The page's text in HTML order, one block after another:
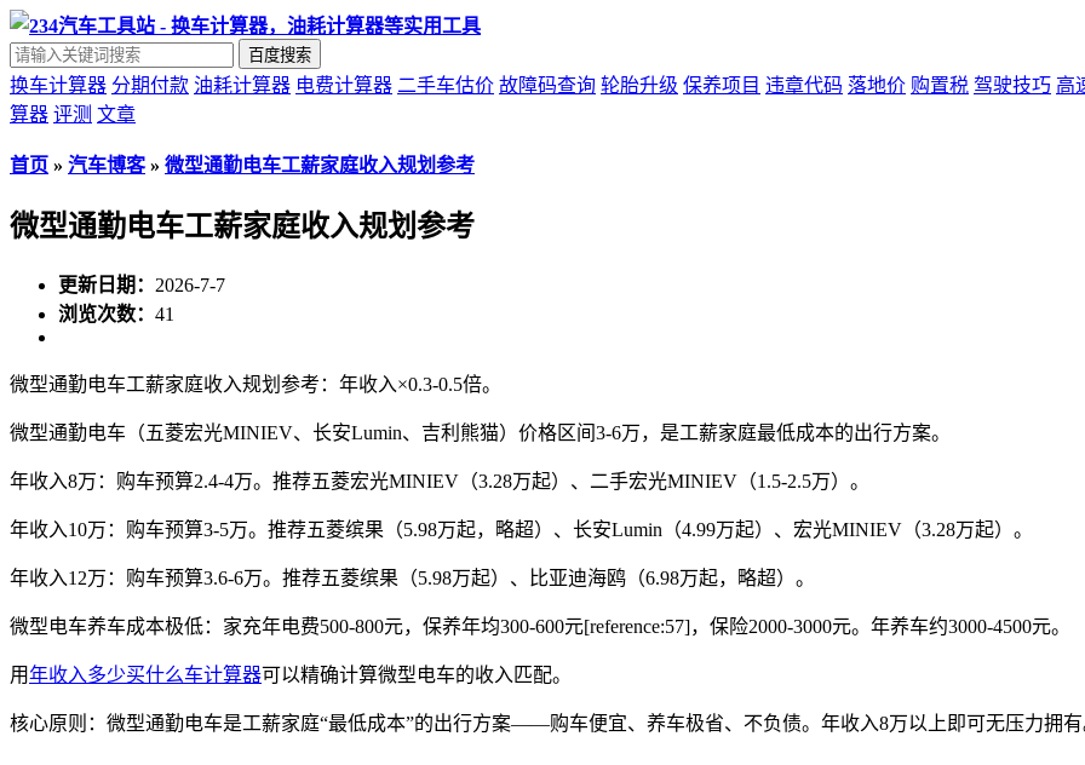
百度搜索
换车计算器 分期付款 油耗计算器 电费计算器 二手车估价 故障码查询 轮胎升级 保养项目 违章代码 落地价 购置税 驾驶技巧 高
算器 评测 文章
首页 » 汽车博客» 微型通勤电车工薪家庭收入规划参考
微型通勤电车工薪家庭收入规划参考
更新日期： 2026-7-7
浏览次数： 41
微型通勤电车工薪家庭收入规划参考：年收入×0.3-0.5倍。
微型通勤电车（五菱宏光MINIEV、长安Lumin、吉利熊猫）价格区间3-6万，是工薪家庭最低成本的出行方案。
年收入8万：购车预算2.4-4万。推荐五菱宏光MINIEV（3.28万起）、二手宏光MINIEV（1.5-2.5万）。
年收入10万：购车预算3-5万。推荐五菱缤果（5.98万起，略超）、长安Lumin（4.99万起）、宏光MINIEV（3.28万起）。
年收入12万：购车预算3.6-6万。推荐五菱缤果（5.98万起）、比亚迪海鸥（6.98万起，略超）。
微型电车养车成本极低：家充年电费500-800元，保养年均300-600元[reference:57]，保险2000-3000元。年养车约3000-4500元。
用年收入多少买什么车计算器可以精确计算微型电车的收入匹配。
核心原则：微型通勤电车是工薪家庭“最低成本”的出行方案——购车便宜、养车极省、不负债。年收入8万以上即可无压力拥